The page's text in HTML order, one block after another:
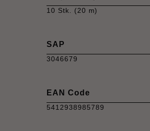
10 Stk. (20 m)
SAP
3046679
EAN Code
5412938985789